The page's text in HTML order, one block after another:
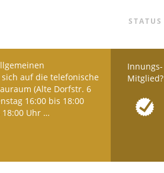
STATUS
auf die telefonische
(Alte Dorfstr. 6
16:00 bis 18:00
18:00 Uhr …
Innungs-
Mitglied?